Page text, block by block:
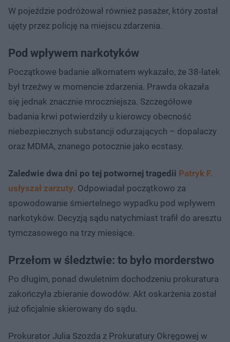
W pojeździe podróżował również pasażer, który został
ujęty przez policję na miejscu zdarzenia.
Pod wpływem narkotyków
Początkowe badanie alkomatem wykazało, że 38-latek
był trzeźwy w momencie zdarzenia. Prawda okazała
się jednak znacznie mroczniejsza. Szczegółowe
badania krwi potwierdziły u kierowcy obecność
niebezpiecznych substancji odurzających – dopalaczy
oraz MDMA, znanego potocznie jako ecstasy.
Zaledwie dwa dni po tej potwornej tragedii Patryk F.
usłyszał zarzuty. Odpowiadał początkowo za
spowodowanie śmiertelnego wypadku pod wpływem
narkotyków. Decyzją sądu natychmiast trafił do aresztu
tymczasowego na trzy miesiące.
Przełom w śledztwie: to było morderstwo
Po długim, ponad dwuletnim dochodzeniu prokuratura
zakończyła zbieranie dowodów. Akt oskarżenia został
już oficjalnie skierowany do sądu.
Prokurator Julia Szozda z Prokuratury Okręgowej w